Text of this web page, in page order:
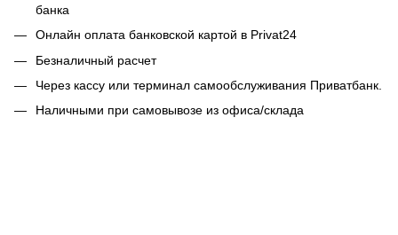
банка
Онлайн оплата банковской картой в Privat24
Безналичный расчет
Через кассу или терминал самообслуживания Приватбанк.
Наличными при самовывозе из офиса/склада